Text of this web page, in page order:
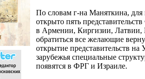
По словам г-на Маняткина, для
открыто пять
в Армении, Киргизии, Латвии,
обратиться все желающие
открытие представительств
зарубежья специальные
появятся в ФРГ и Израиле.